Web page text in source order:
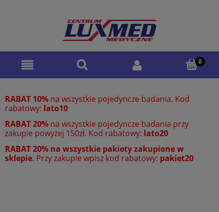
RABAT 10% na wszystkie pojedyncze badania. Kod
rabatowy: lato10
RABAT 20% na wszystkie pojedyncze badania przy
zakupie powyżej 150zł. Kod rabatowy: lato20
RABAT 20% na wszystkie pakiety zakupione w
sklepie. Przy zakupie wpisz kod rabatowy: pakiet20